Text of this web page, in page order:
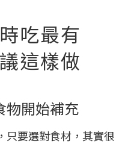
吃最有
這樣做
物開始補充
只要選對食材，其實很